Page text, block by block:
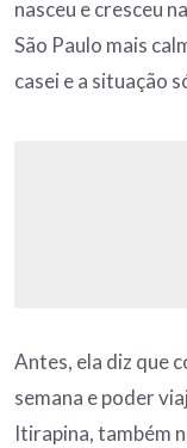
nasceu e cresceu
São Paulo mais
casei e a situação
Antes, ela diz que
semana e poder
Itirapina, também